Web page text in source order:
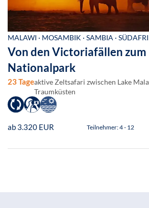
MALAWI · MOSAMBIK · SAMBIA ·
Von den Victoriafällen zum
Nationalpark
23 Tageaktive Zeltsafari zwischen Lake
Traumküsten
ab 3.320 EUR Teilnehmer: 4 - 12